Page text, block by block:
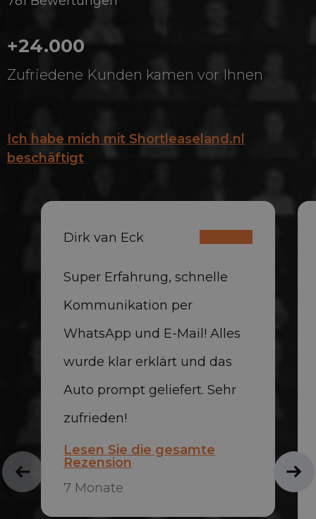
+24.000
Zufriedene Kunden kamen vor Ihnen
Ich habe mich mit Shortleaseland.nl
beschäftigt
Dirk van Eck
Super Erfahrung, schnelle
Kommunikation per
WhatsApp und E-Mail! Alles
wurde klar erklärt und das
Auto prompt geliefert. Sehr
zufrieden!
Lesen Sie die gesamte
Rezension
7 Monate